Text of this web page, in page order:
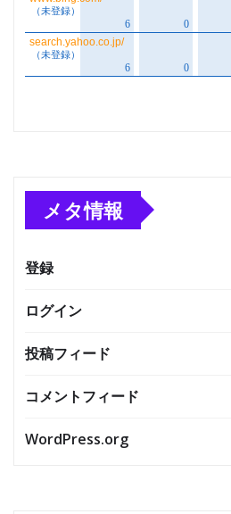
メタ情報
登録
ログイン
投稿フィード
コメントフィード
WordPress.org